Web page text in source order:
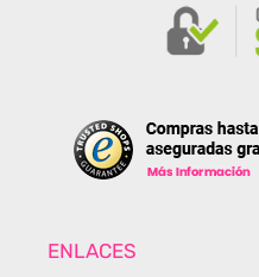
ENLACES